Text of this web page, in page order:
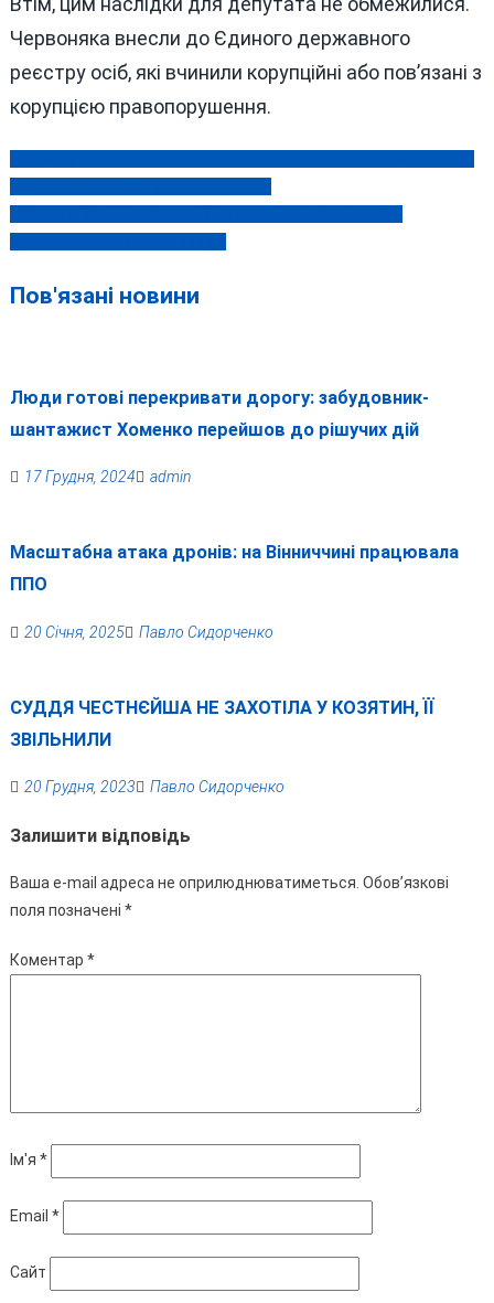
Червоняка внесли до Єдиного державного
реєстру осіб, які вчинили корупційні або пов’язані з
корупцією правопорушення.
Навігація
записів
Пов'язані новини
Люди готові перекривати дорогу: забудовник-
шантажист Хоменко перейшов до рішучих дій
17 Грудня, 2024 admin
Масштабна атака дронів: на Вінниччині працювала
ППО
20 Січня, 2025 Павло Сидорченко
СУДДЯ ЧЕСТНЄЙША НЕ ЗАХОТІЛА У КОЗЯТИН, ЇЇ
ЗВІЛЬНИЛИ
20 Грудня, 2023 Павло Сидорченко
Залишити відповідь
Ваша e-mail адреса не оприлюднюватиметься. Обов’язкові
поля позначені *
Коментар *
Ім'я *
Email *
Сайт